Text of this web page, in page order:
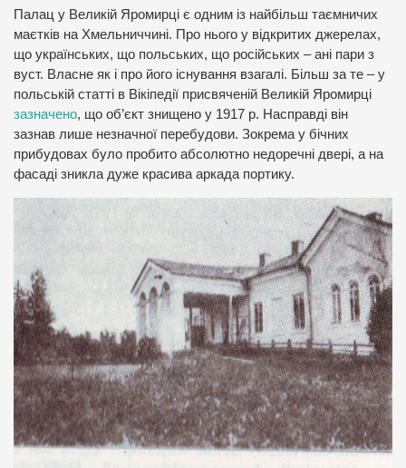
Палац у Великій Яромирці є одним із найбільш таємничих
маєтків на Хмельниччині. Про нього у відкритих джерелах,
що українських, що польських, що російських – ані пари з
вуст. Власне як і про його існування взагалі. Більш за те – у
польській статті в Вікіпедії присвяченій Великій Яромирці
зазначено, що об’єкт знищено у 1917 р. Насправді він
зазнав лише незначної перебудови. Зокрема у бічних
прибудовах було пробито абсолютно недоречні двері, а на
фасаді зникла дуже красива аркада портику.